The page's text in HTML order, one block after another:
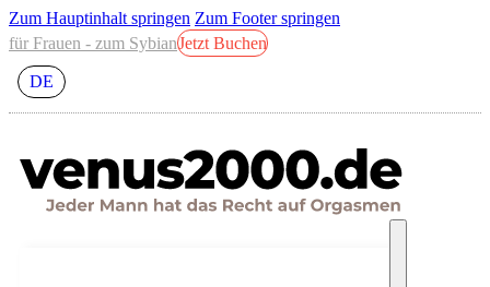
Zum Hauptinhalt springen Zum Footer springen
für Frauen - zum SybianJetzt Buchen
DE